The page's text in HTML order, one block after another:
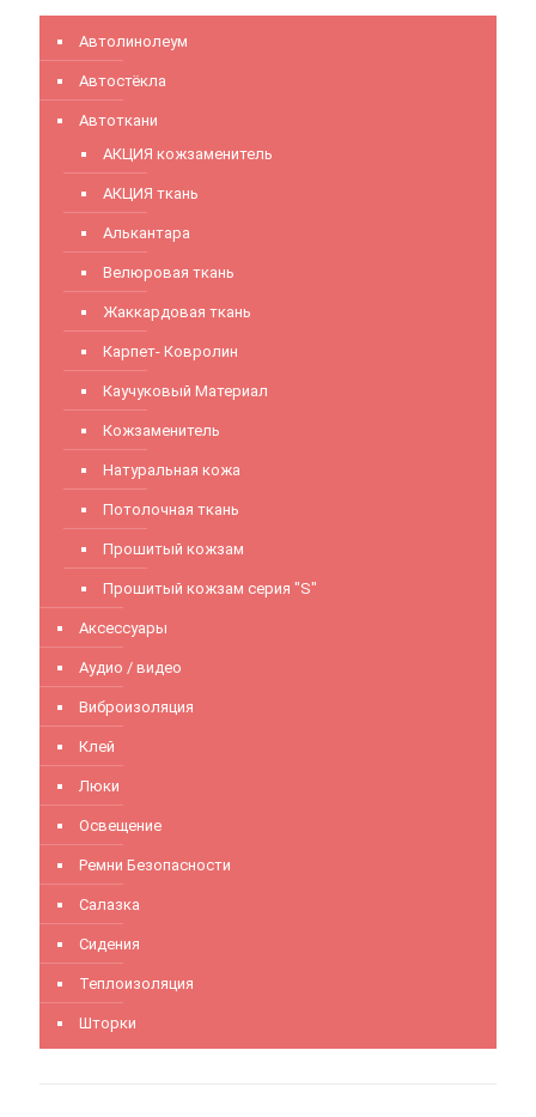
Автолинолеум
Автостёкла
Автоткани
АКЦИЯ кожзаменитель
АКЦИЯ ткань
Алькантара
Велюровая ткань
Жаккардовая ткань
Карпет- Ковролин
Каучуковый Материал
Кожзаменитель
Натуральная кожа
Потолочная ткань
Прошитый кожзам
Прошитый кожзам серия "S"
Аксессуары
Аудио / видео
Виброизоляция
Клей
Люки
Освещение
Ремни Безопасности
Салазка
Сидения
Теплоизоляция
Шторки